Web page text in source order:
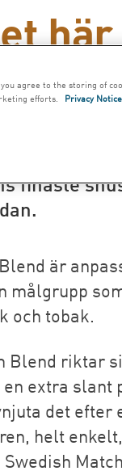
lanserar i
till
finaste
är
målgrupp
och tobak.
Blend riktar
extra slant
det efter
helt
agree to the storing of
efforts.
Privacy Notice